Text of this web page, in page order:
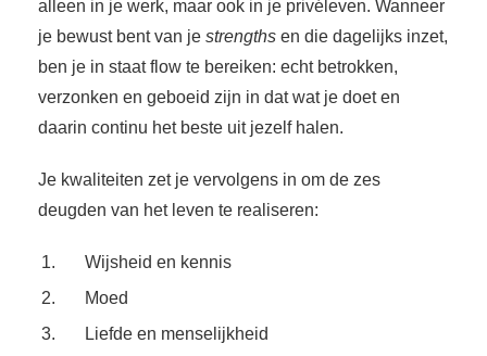
alleen in je werk, maar ook in je privéleven. Wanneer
je bewust bent van je strengths en die dagelijks inzet,
ben je in staat flow te bereiken: echt betrokken,
verzonken en geboeid zijn in dat wat je doet en
daarin continu het beste uit jezelf halen.
Je kwaliteiten zet je vervolgens in om de zes
deugden van het leven te realiseren:
Wijsheid en kennis
Moed
Liefde en menselijkheid